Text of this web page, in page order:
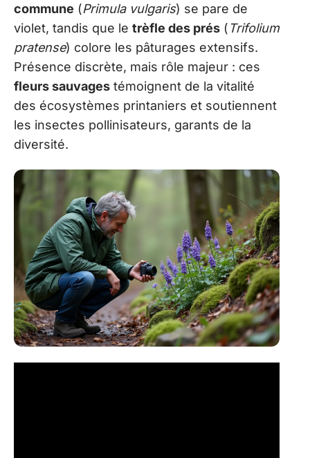
commune (Primula vulgaris) se pare de
violet, tandis que le trèfle des prés ( Trifolium
pratense) colore les pâturages extensifs.
Présence discrète, mais rôle majeur : ces
fleurs sauvages témoignent de la vitalité
des écosystèmes printaniers et soutiennent
les insectes pollinisateurs, garants de la
diversité.